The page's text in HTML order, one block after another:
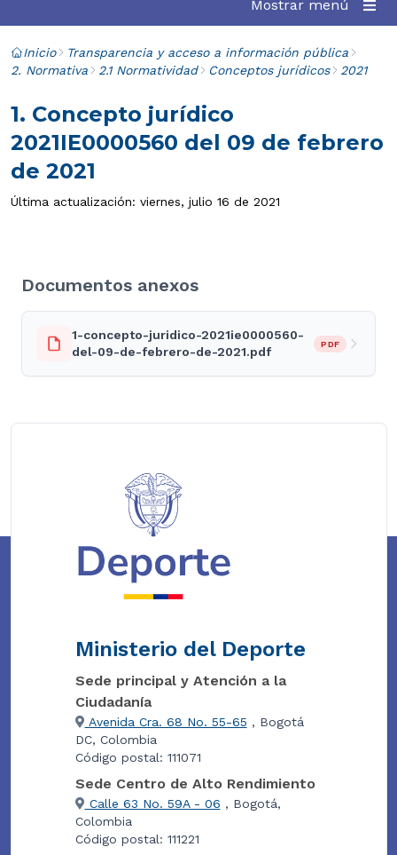
Mostrar menú
Inicio
Transparencia y acceso a información pública
2. Normativa
2.1 Normatividad Conceptos jurídicos 2021
1. Concepto jurídico
2021IE0000560 del 09 de febrero
de 2021
Última actualización: viernes, julio 16 de 2021
Documentos anexos
1-concepto-juridico-2021ie0000560-
del-09-de-febrero-de-2021.pdf
PDF
Ministerio del Deporte
Sede principal y Atención a la
Ciudadanía
Avenida Cra. 68 No. 55-65 , Bogotá
DC, Colombia
Código postal: 111071
Sede Centro de Alto Rendimiento
Calle 63 No. 59A - 06 , Bogotá,
Colombia
Código postal: 111221